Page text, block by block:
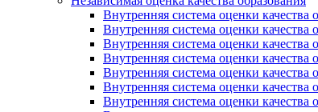
Внутренняя система оценки
Внутренняя система оценки
Внутренняя система оценки
Внутренняя система оценки
Внутренняя система оценки
Внутренняя система оценки
Внутренняя система оценки